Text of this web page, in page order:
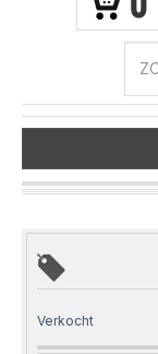
Verkocht